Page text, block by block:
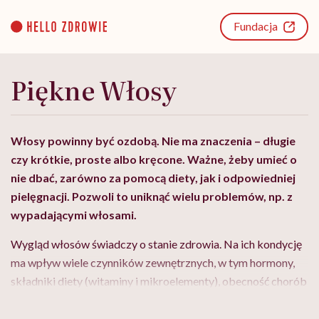
content
Fundacja
Piękne Włosy
Włosy powinny być ozdobą. Nie ma znaczenia – długie
czy krótkie, proste albo kręcone. Ważne, żeby umieć o
nie dbać, zarówno za pomocą diety, jak i odpowiedniej
pielęgnacji. Pozwoli to uniknąć wielu problemów, np. z
wypadającymi włosami.
Wygląd włosów świadczyo stanie zdrowia. Na ich kondycję
ma wpływ wiele czynników zewnętrznych, w tym hormony,
składniki diety (witaminy i mikroelementy), obecność chorób